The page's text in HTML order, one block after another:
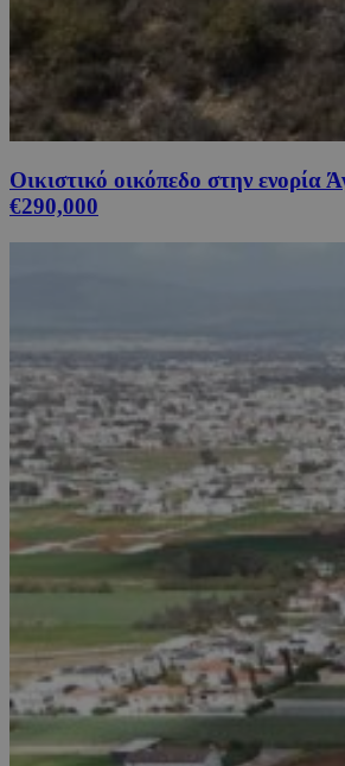
Οικιστικό οικόπεδο στην ενορία
€290,000